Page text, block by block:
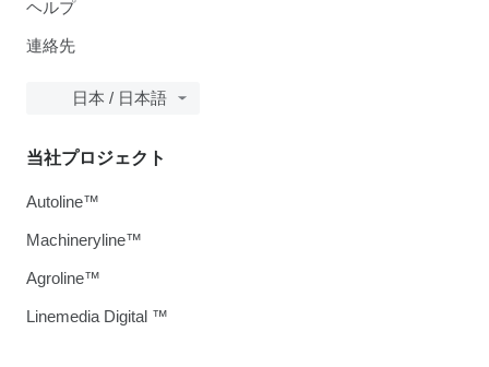
ヘルプ
連絡先
日本 / 日本語
当社プロジェクト
Autoline™
Machineryline™
Agroline™
Linemedia Digital ™